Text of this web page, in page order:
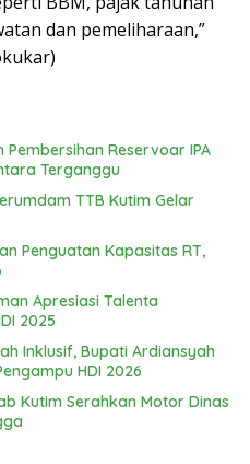
dan pemeliharaan,”
Reservoar IPA
Terganggu
TTB Kutim Gelar
Penguatan Kapasitas RT,
Apresiasi Talenta
2025
Inklusif, Bupati Ardiansyah
HDI 2026
Kutim Serahkan Motor Dinas